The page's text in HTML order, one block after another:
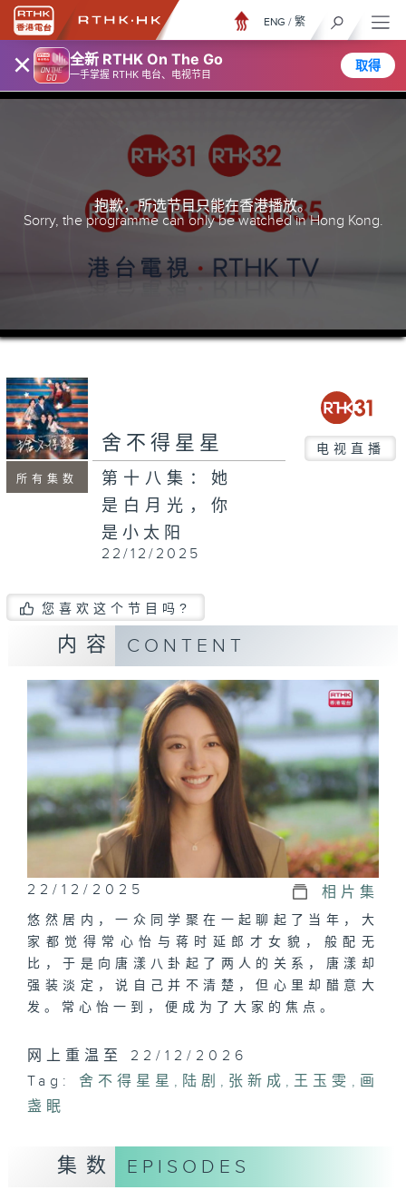
× 全新 RTHK On The Go
一手掌握 RTHK 电台、电视节目
取得
ENG / 繁
抱歉，所选节目只能在香港播放。
Sorry, the programme can only be watched in Hong Kong.
所有集数
舍不得星星 电视直播
第十八集：她
是白月光，你
是小太阳
22/12/2025
您喜欢这个节目吗?
内容 CONTENT
22/12/2025 相片集
悠然居内，一众同学聚在一起聊起了当年，大
家都觉得常心怡与蒋时延郎才女貌，般配无
比，于是向唐漾八卦起了两人的关系，唐漾却
强装淡定，说自己并不清楚，但心里却醋意大
发。常心怡一到，便成为了大家的焦点。
网上重温至 22/12/2026
Tag:
舍不得星星 , 陆剧 , 张新成 , 王玉雯 , 画
盏眠
集数 EPISODES